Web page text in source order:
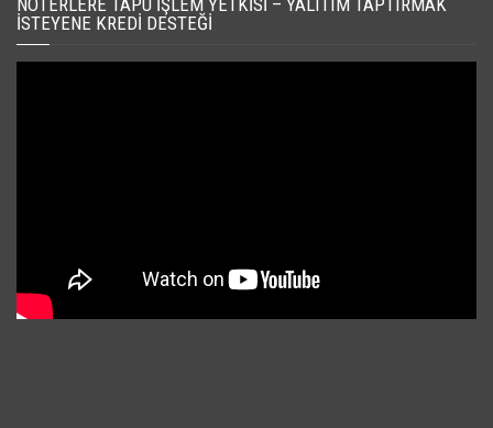
NOTERLERE TAPU İŞLEM YETKISI – YALITIM TAPTIRMAK
İSTEYENE KREDI DESTEĞI